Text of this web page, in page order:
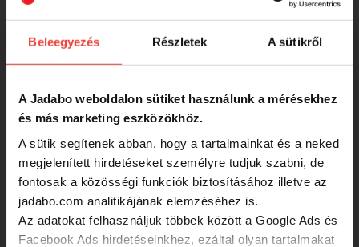
Beleegyezés Részletek A sütikről
A Jadabo weboldalon sütiket használunk a mérésekhez
és más marketing eszközökhöz.
A sütik segítenek abban, hogy a tartalmainkat és a neked
megjelenített hirdetéseket személyre tudjuk szabni, de
fontosak a közösségi funkciók biztosításához illetve az
jadabo.com analitikájának elemzéséhez is.
Az adatokat felhasználjuk többek között a Google Ads és
Facebook Ads hirdetéseinkhez, ezáltal olyan tartalmakat
5 154 Ft
(Menetes ernyőtartó Delphin)
-15%
2 826 Ft
Delphin CLASSA / 5 db sátorcövek
készlet (30cm)
-15%